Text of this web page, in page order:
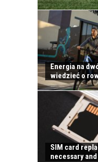
Energia na
wiedzieć o
SIM card
necessary